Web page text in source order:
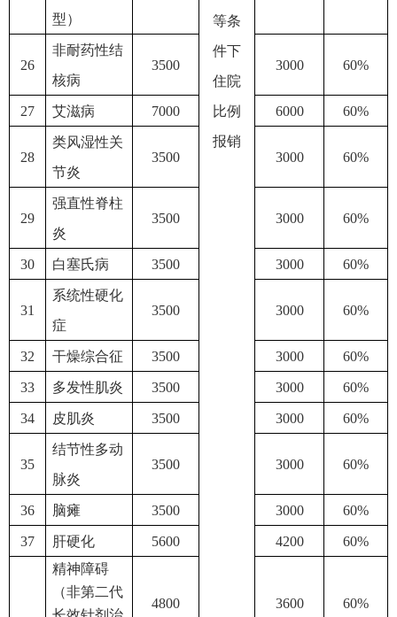
等条
件下
住院
比例
报销
型）
26
非耐药性结
核病
3500 3000 60%
27 艾滋病 7000 6000 60%
28
类风湿性关
节炎
3500 3000 60%
29
强直性脊柱
炎
3500 3000 60%
30 白塞氏病 3500 3000 60%
31
系统性硬化
症
3500 3000 60%
32 干燥综合征 3500 3000 60%
33 多发性肌炎 3500 3000 60%
34 皮肌炎 3500 3000 60%
35
结节性多动
脉炎
3500 3000 60%
36 脑瘫 3500 3000 60%
37 肝硬化 5600 4200 60%
精神障碍
（非第二代
4800 3600 60%